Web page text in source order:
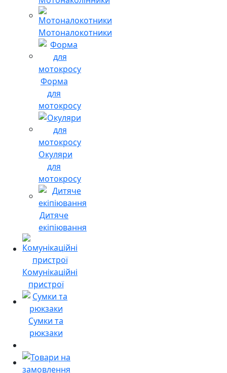
Мотоналокотники
Форма
для
мотокросу
Окуляри
для
мотокросу
Дитяче
екіпіювання
Комунікаційні
пристрої
Сумки та
рюкзаки